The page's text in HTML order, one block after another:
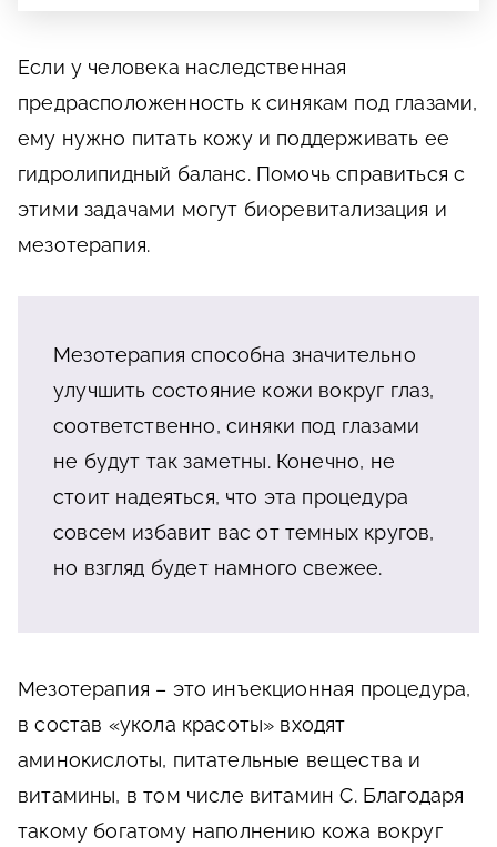
Если у человека наследственная
предрасположенность к синякам под глазами,
ему нужно питать кожу и поддерживать ее
гидролипидный баланс. Помочь справиться с
этими задачами могут биоревитализация и
мезотерапия.
Мезотерапия способна значительно
улучшить состояние кожи вокруг глаз,
соответственно, синяки под глазами
не будут так заметны. Конечно, не
стоит надеяться, что эта процедура
совсем избавит вас от темных кругов,
но взгляд будет намного свежее.
Мезотерапия – это инъекционная процедура,
в состав «укола красоты» входят
аминокислоты, питательные вещества и
витамины, в том числе витамин С. Благодаря
такому богатому наполнению кожа вокруг